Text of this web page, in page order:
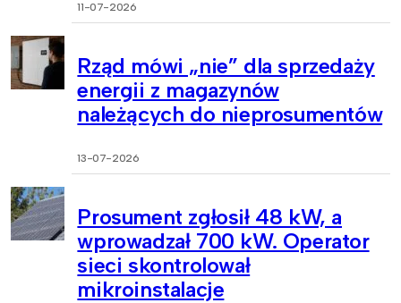
11-07-2026
Rząd mówi „nie” dla sprzedaży
energii z magazynów
należących do nieprosumentów
13-07-2026
Prosument zgłosił 48 kW, a
wprowadzał 700 kW. Operator
sieci skontrolował
mikroinstalacje